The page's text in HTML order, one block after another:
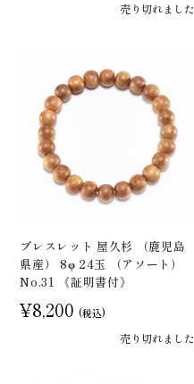
売り切れました
ブレスレット 屋久杉 （鹿児島
県産） 8φ 24玉 （アソート）
No.31 《証明書付》
¥8,200 (税込)
売り切れました